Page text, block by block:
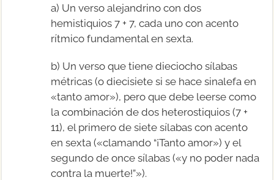
a) Un verso alejandrino con dos
hemistiquios 7 + 7, cada uno con acento
rítmico fundamental en sexta.
b) Un verso que tiene dieciocho sílabas
métricas (o diecisiete si se hace sinalefa en
«tanto amor»), pero que debe leerse como
la combinación de dos heterostiquios (7 +
11), el primero de siete sílabas con acento
en sexta («clamando “¡Tanto amor») y el
segundo de once sílabas («y no poder nada
contra la muerte!”»).